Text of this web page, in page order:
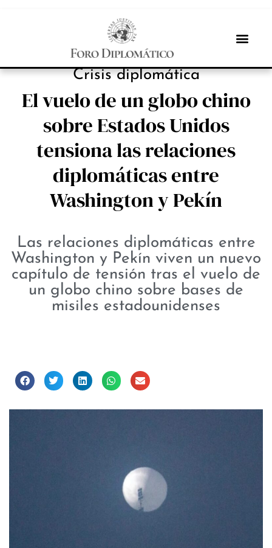
NOTICIAS
Crisis diplomática
El vuelo de un globo chino
sobre Estados Unidos
tensiona las relaciones
diplomáticas entre
Washington y Pekín
Las relaciones diplomáticas entre
Washington y Pekín viven un nuevo
capítulo de tensión tras el vuelo de
un globo chino sobre bases de
misiles estadounidenses